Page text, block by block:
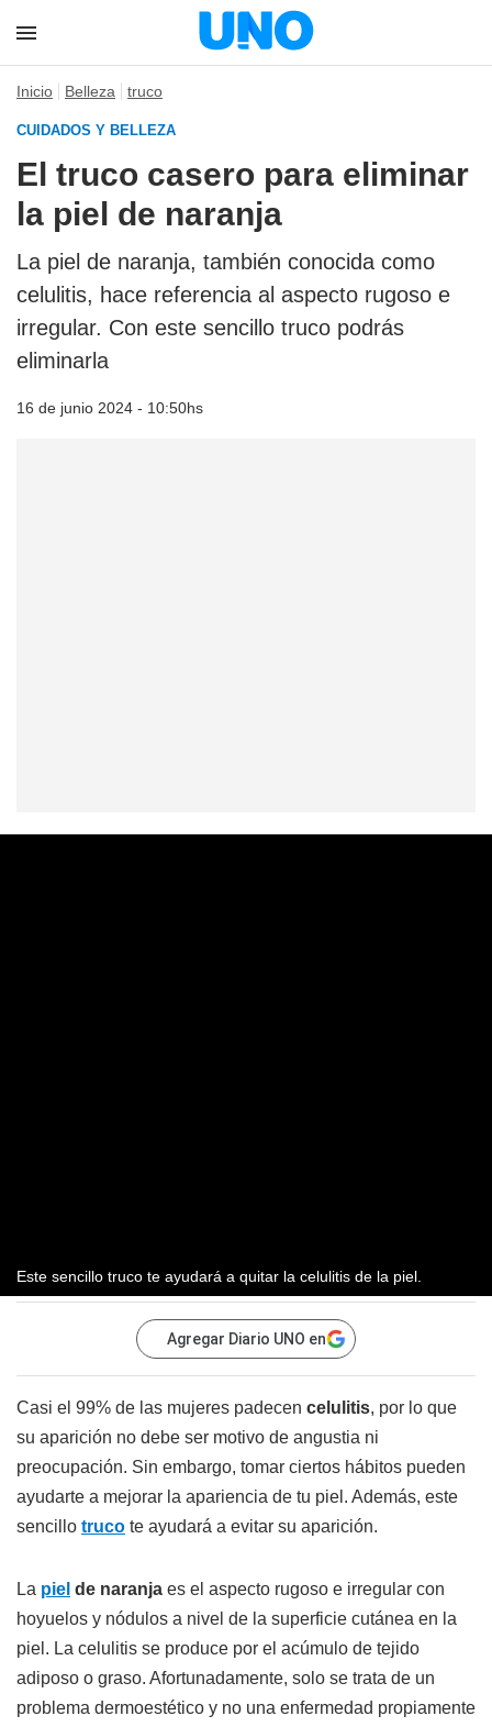
Inicio Belleza truco
CUIDADOS Y BELLEZA
El truco casero para eliminar
la piel de naranja
La piel de naranja, también conocida como
celulitis, hace referencia al aspecto rugoso e
irregular. Con este sencillo truco podrás
eliminarla
16 de junio 2024 - 10:50hs
Este sencillo truco te ayudará a quitar la celulitis de la piel.
Agregar Diario UNO en
Casi el 99% de las mujeres padecen celulitis, por lo que
su aparición no debe ser motivo de angustia ni
preocupación. Sin embargo, tomar ciertos hábitos pueden
ayudarte a mejorar la apariencia de tu piel. Además, este
sencillo truco te ayudará a evitar su aparición.
La piel de naranja es el aspecto rugoso e irregular con
hoyuelos y nódulos a nivel de la superficie cutánea en la
piel. La celulitis se produce por el acúmulo de tejido
adiposo o graso. Afortunadamente, solo se trata de un
problema dermoestético y no una enfermedad propiamente